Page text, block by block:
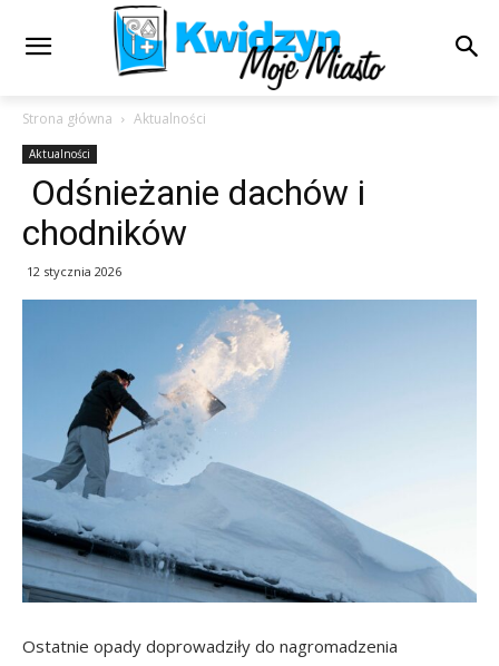
Strona główna Aktualności
Aktualności
Odśnieżanie dachów i
chodników
12 stycznia 2026
Ostatnie opady doprowadziły do nagromadzenia